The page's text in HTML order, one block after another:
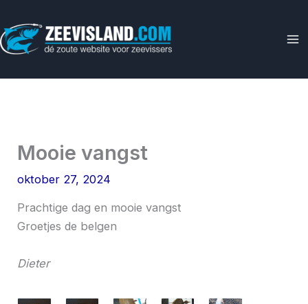
naar
de
Mooie vangst
oktober 27, 2024
Prachtige dag en mooie vangst
Groetjes de belgen
Dieter